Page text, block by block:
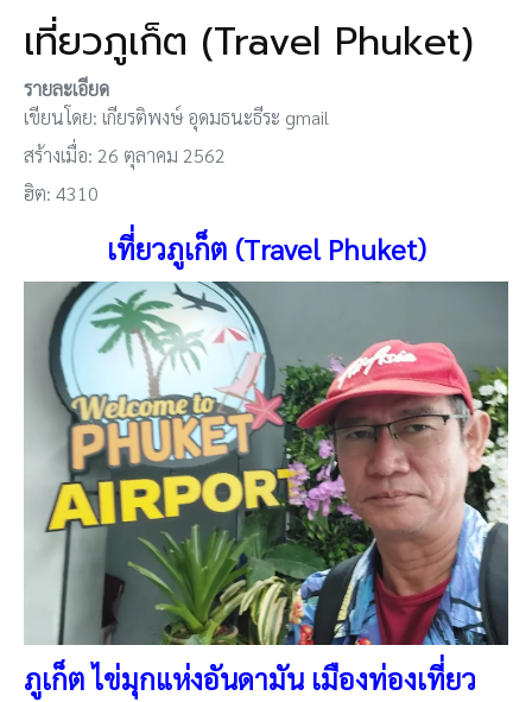
เที่ยวภูเก็ต (Travel Phuket)
รายละเอียด
เขียนโดย: เกียรติพงษ์ อุดมธนะธีระ gmail
สร้างเมื่อ: 26 ตุลาคม 2562
ฮิต: 4310
เที่ยวภูเก็ต (Travel Phuket)
ภูเก็ต ไข่มุกแห่งอันดามัน เมืองท่องเที่ยว